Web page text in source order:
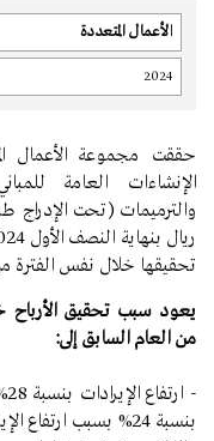
حققت مجموعة الأعمال
الإنشاءات العامة
والترميمات(تحت الإدراج
تحقيقها خلال نفس الفترة من
يعود سبب تحقيق الأرباح
من العام السابق إلى:
-
بنسبة 24% بسبب